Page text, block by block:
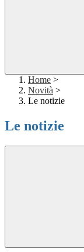
Home >
Novità >
Le notizie
Le notizie